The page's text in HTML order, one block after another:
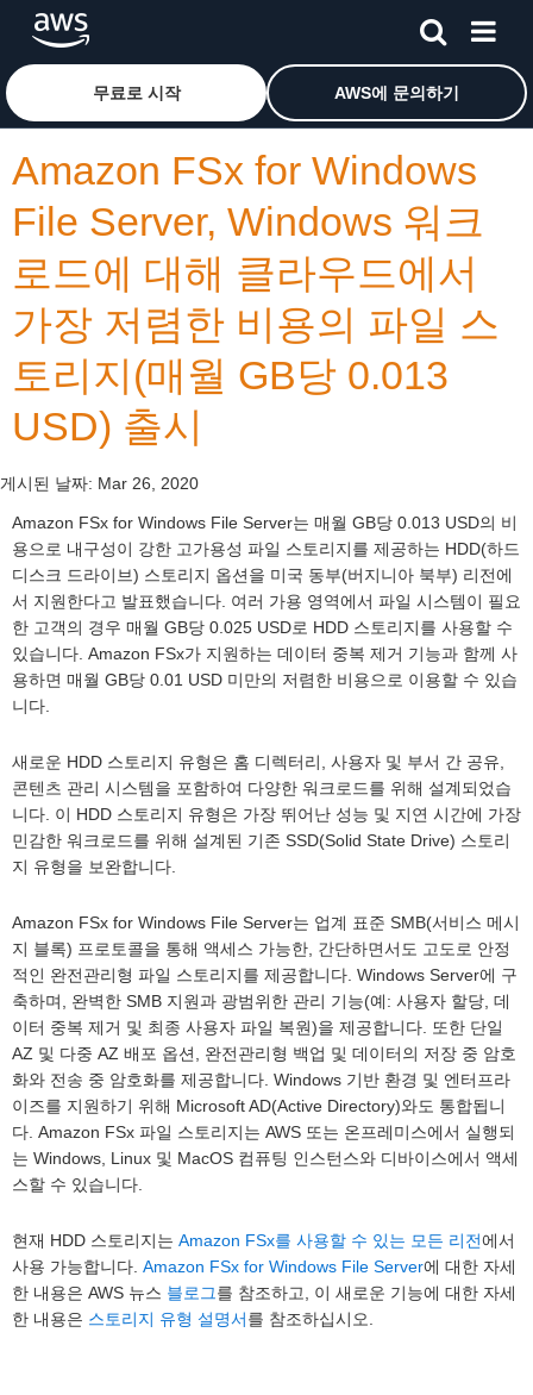
메인 콘텐츠로 건너뛰기Amazon Web Services 홈 페이지로 돌아가려면 여기를 클
무료로 시작 AWS에 문의하기
Amazon FSx for Windows
File Server, Windows 워크
로드에 대해 클라우드에서
가장 저렴한 비용의 파일 스
토리지(매월 GB당 0.013
USD) 출시
게시된 날짜: Mar 26, 2020
Amazon FSx for Windows File Server는 매월 GB당 0.013 USD의 비
용으로 내구성이 강한 고가용성 파일 스토리지를 제공하는 HDD(하드
디스크 드라이브) 스토리지 옵션을 미국 동부(버지니아 북부) 리전에
서 지원한다고 발표했습니다. 여러 가용 영역에서 파일 시스템이 필요
한 고객의 경우 매월 GB당 0.025 USD로 HDD 스토리지를 사용할 수
있습니다. Amazon FSx가 지원하는 데이터 중복 제거 기능과 함께 사
용하면 매월 GB당 0.01 USD 미만의 저렴한 비용으로 이용할 수 있습
니다.
새로운 HDD 스토리지 유형은 홈 디렉터리, 사용자 및 부서 간 공유,
콘텐츠 관리 시스템을 포함하여 다양한 워크로드를 위해 설계되었습
니다. 이 HDD 스토리지 유형은 가장 뛰어난 성능 및 지연 시간에 가장
민감한 워크로드를 위해 설계된 기존 SSD(Solid State Drive) 스토리
지 유형을 보완합니다.
Amazon FSx for Windows File Server는 업계 표준 SMB(서비스 메시
지 블록) 프로토콜을 통해 액세스 가능한, 간단하면서도 고도로 안정
적인 완전관리형 파일 스토리지를 제공합니다. Windows Server에 구
축하며, 완벽한 SMB 지원과 광범위한 관리 기능(예: 사용자 할당, 데
이터 중복 제거 및 최종 사용자 파일 복원)을 제공합니다. 또한 단일
AZ 및 다중 AZ 배포 옵션, 완전관리형 백업 및 데이터의 저장 중 암호
화와 전송 중 암호화를 제공합니다. Windows 기반 환경 및 엔터프라
이즈를 지원하기 위해 Microsoft AD(Active Directory)와도 통합됩니
다. Amazon FSx 파일 스토리지는 AWS 또는 온프레미스에서 실행되
는 Windows, Linux 및 MacOS 컴퓨팅 인스턴스와 디바이스에서 액세
스할 수 있습니다.
현재 HDD 스토리지는 Amazon FSx를 사용할 수 있는 모든 리전에서
사용 가능합니다. Amazon FSx for Windows File Server에 대한 자세
한 내용은 AWS 뉴스 블로그를 참조하고, 이 새로운 기능에 대한 자세
한 내용은 스토리지 유형 설명서를 참조하십시오.